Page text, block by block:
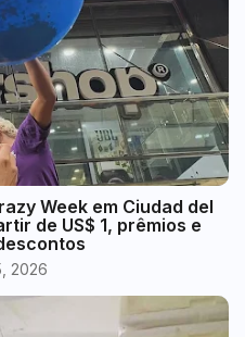
Week em Ciudad del
de US$ 1, prêmios e
2026